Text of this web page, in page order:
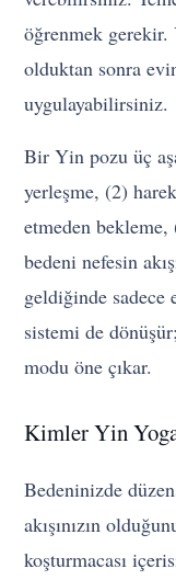
öğrenmek
olduktan sonra
uygulayabilirsiniz.
Bir Yin pozu üç
yerleşme, (2)
etmeden
bedeni nefesin
geldiğinde
sistemi de
modu öne çıkar.
Kimler Yin
Bedeninizde
akışınızın
koşturmacası